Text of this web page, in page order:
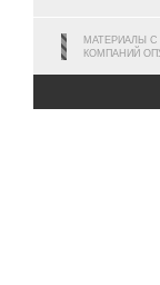
МАТЕРИАЛЫ С
КОМПАНИЙ